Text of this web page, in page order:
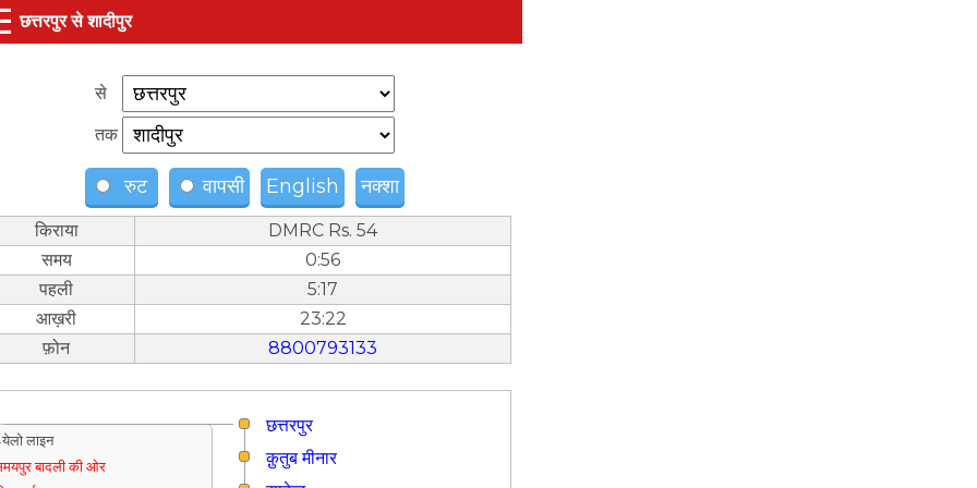
छत्तरपुर से शादीपुर
से
तक
रुट वापसी English नक्शा
किराया
DMRC Rs. 54
समय
0:56
पहली
5:17
आख़री
23:22
फ़ोन
8800793133
छत्तरपुर
लाइन
बादली की ओर
क़ुतुब मीनार